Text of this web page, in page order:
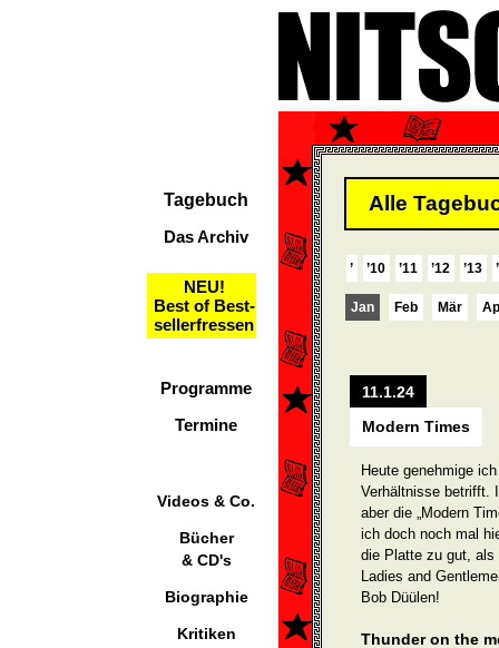
Tagebuch
Das Archiv
NEU!
Best of Best-
sellerfressen
Programme
Termine
Videos & Co.
Bücher
& CD's
Biographie
Kritiken
Alle
’ ’10 ’11 ’12 ’13
Jan Feb Mär
11.1.24
Modern Times
Heute genehmige
Verhältnisse betrifft.
aber die „Modern
ich doch noch mal
die Platte zu gut,
Ladies and
Bob Düülen!
Thunder on the